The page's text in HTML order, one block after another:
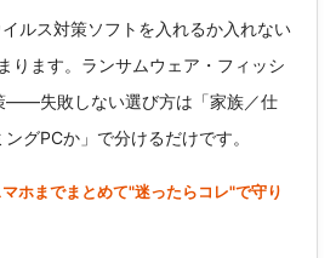
ルス対策ソフトを入れるか入れない
ります。ランサムウェア・フィッシ
――失敗しない選び方は「家族／仕
グPCか」で分けるだけです。
ホまでまとめて"迷ったらコレ"で守り